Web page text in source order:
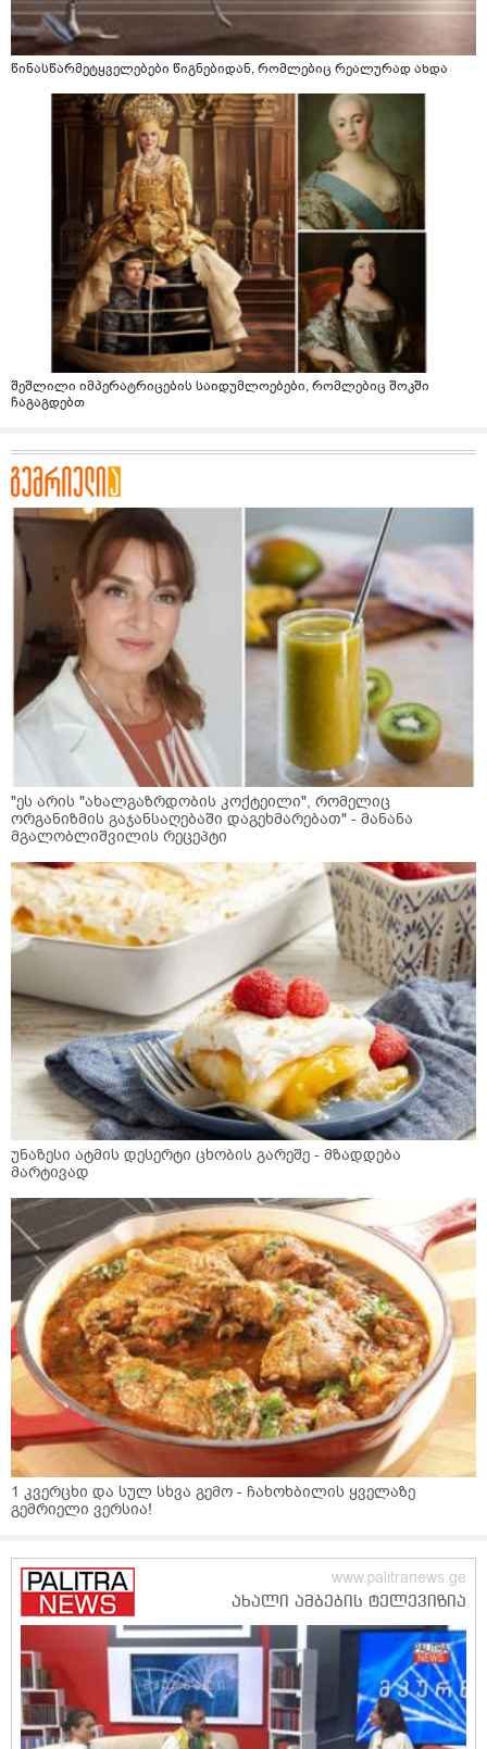
წინასწარმეტყველებები წიგნებიდან, რომლებიც რეალურად ახდა
შეშლილი იმპერატრიცების საიდუმლოებები, რომლებიც შოკში
ჩაგაგდებთ
"ეს არის "ახალგაზრდობის კოქტეილი", რომელიც
ორგანიზმის გაჯანსაღებაში დაგეხმარებათ" - მანანა
მგალობლიშვილის რეცეპტი
უნაზესი ატმის დესერტი ცხობის გარეშე - მზადდება
მარტივად
1 კვერცხი და სულ სხვა გემო - ჩახოხბილის ყველაზე
გემრიელი ვერსია!